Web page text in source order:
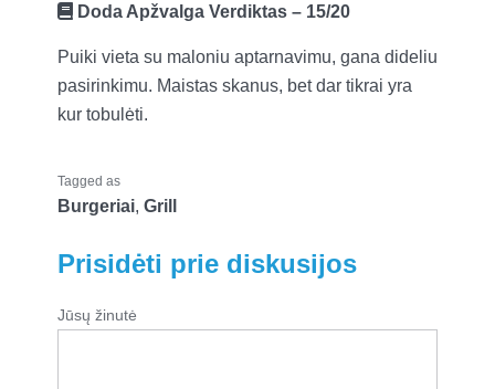
Doda Apžvalga Verdiktas – 15/20
Puiki vieta su maloniu aptarnavimu, gana dideliu
pasirinkimu. Maistas skanus, bet dar tikrai yra
kur tobulėti.
Tagged as
Burgeriai, Grill
Prisidėti prie diskusijos
Jūsų žinutė